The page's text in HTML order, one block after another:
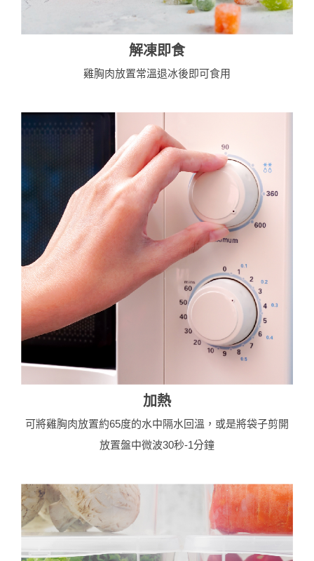
解凍即食
雞胸肉放置常溫退冰後即可食用
加熱
可將雞胸肉放置約65度的水中隔水回溫，或是將袋子剪開
放置盤中微波30秒-1分鐘